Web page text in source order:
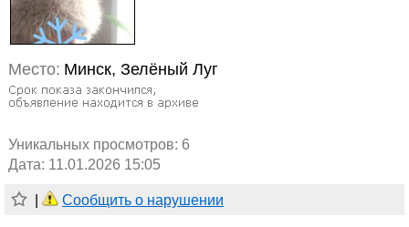
Место: Минск, Зелёный Луг
Уникальных просмотров: 6
Дата: 11.01.2026 15:05
Сообщить о нарушении